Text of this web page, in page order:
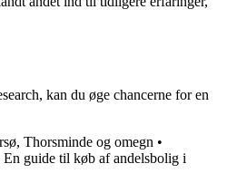
kan du øge chancerne for en
Thorsminde og omegn •
guide til køb af andelsbolig i